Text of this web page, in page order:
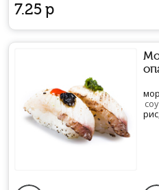
7.25р